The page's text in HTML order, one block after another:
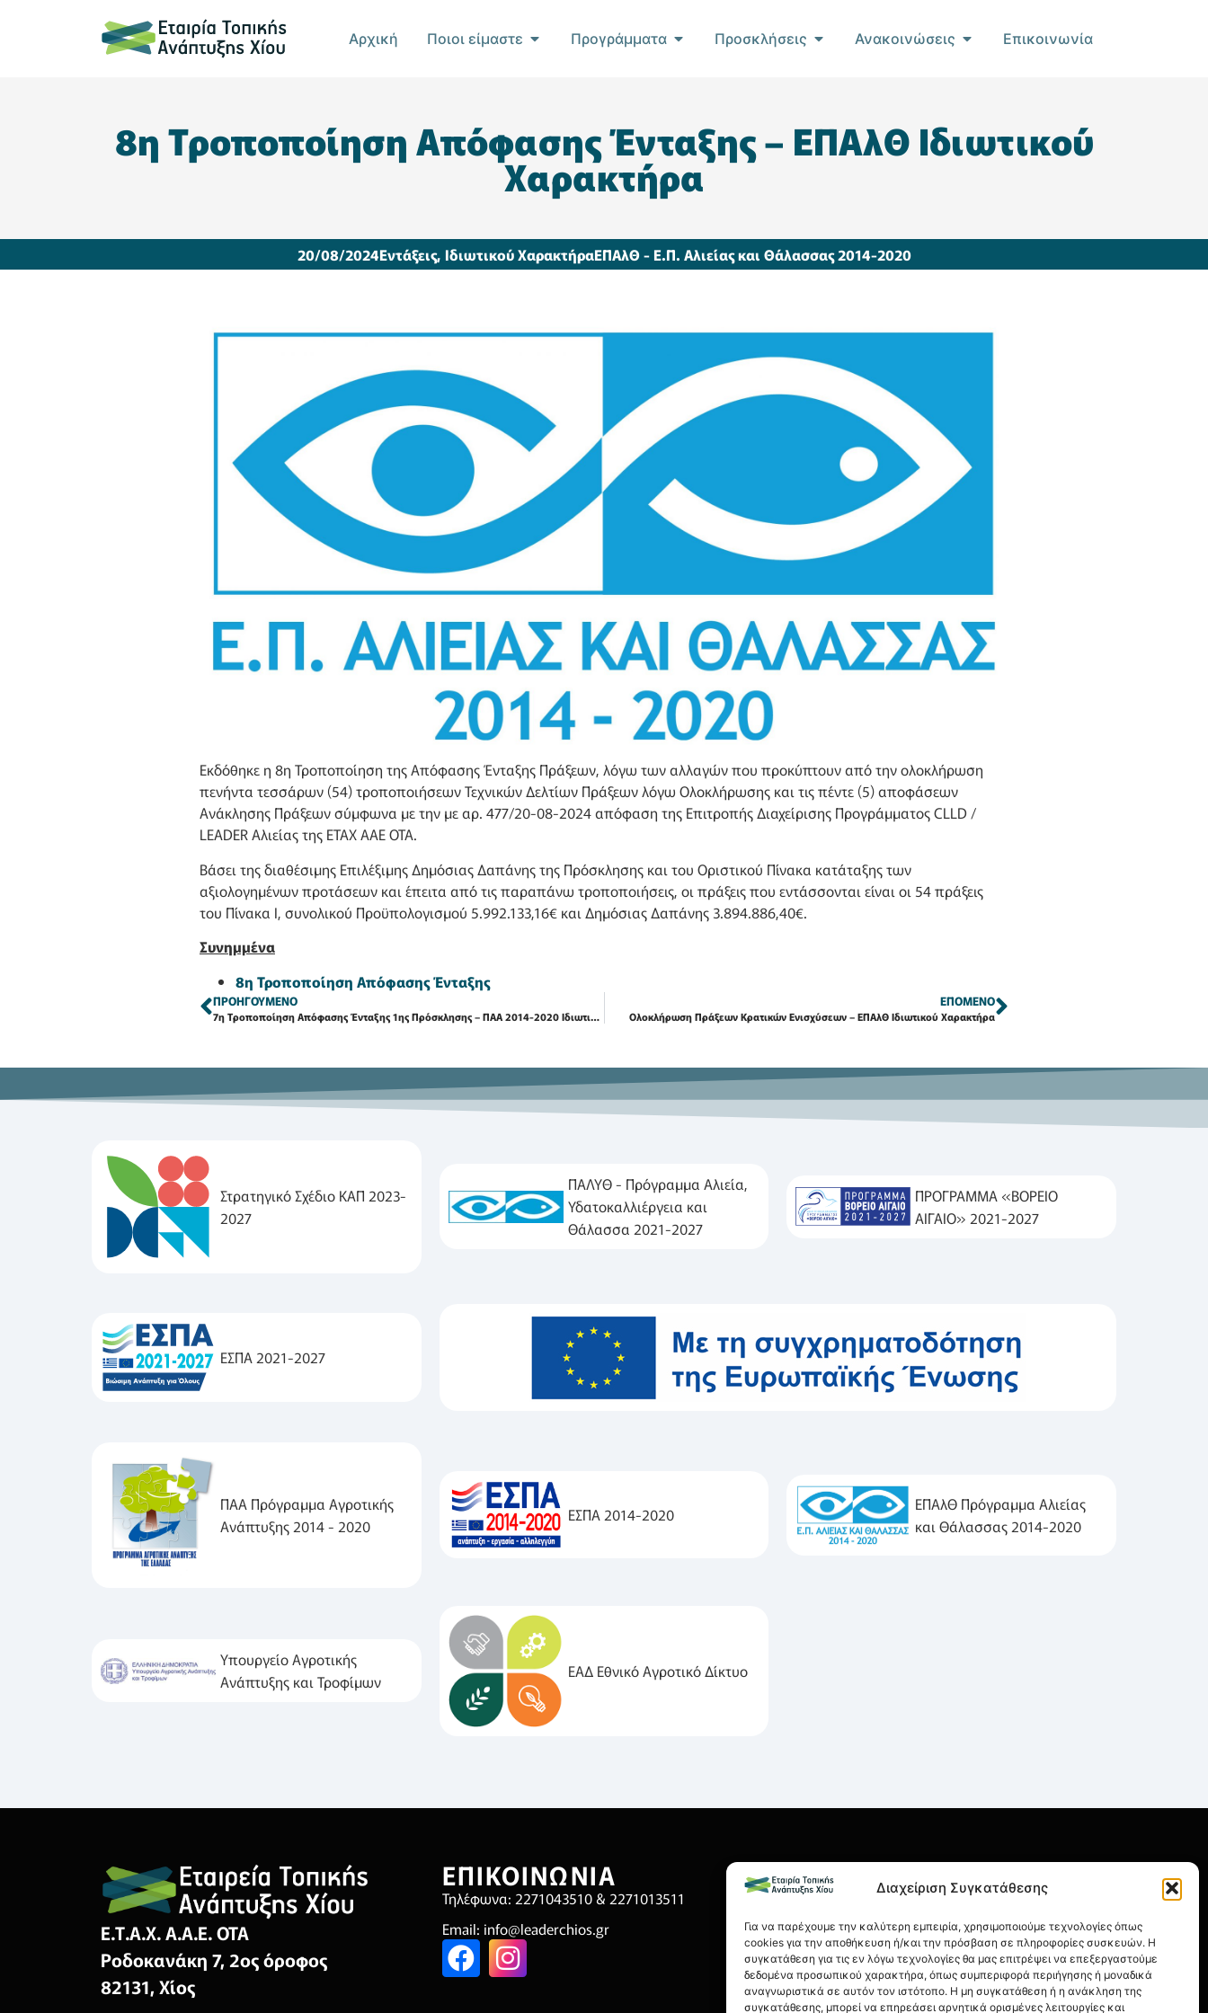
Διαχείριση Συγκατάθεσης
Για να παρέχουμε την καλύτερη εμπειρία, χρησιμοποιούμε τεχνολογίες όπως
cookies για την αποθήκευση ή/και την πρόσβαση σε πληροφορίες συσκευών. Η
συγκατάθεση για τις εν λόγω τεχνολογίες θα μας επιτρέψει να επεξεργαστούμε
δεδομένα προσωπικού χαρακτήρα, όπως συμπεριφορά περιήγησης ή μοναδικά
αναγνωριστικά σε αυτόν τον ιστότοπο. Η μη συγκατάθεση ή η ανάκληση της
συγκατάθεσης, μπορεί να επηρεάσει αρνητικά ορισμένες λειτουργίες και
Αρχική Ποιοι είμαστε Προγράμματα Προσκλήσεις Ανακοινώσεις Επικοινωνία
8η Τροποποίηση Απόφασης Ένταξης – ΕΠΑλΘ Ιδιωτικού
Χαρακτήρα
20/08/2024Εντάξεις, Ιδιωτικού ΧαρακτήραΕΠΑλΘ - Ε.Π. Αλιείας και Θάλασσας 2014-2020
Εκδόθηκε η 8η Τροποποίηση της Απόφασης Ένταξης Πράξεων, λόγω των αλλαγών που προκύπτουν από την ολοκλήρωση
πενήντα τεσσάρων (54) τροποποιήσεων Τεχνικών Δελτίων Πράξεων λόγω Ολοκλήρωσης και τις πέντε (5) αποφάσεων
Ανάκλησης Πράξεων σύμφωνα με την με αρ. 477/20-08-2024 απόφαση της Επιτροπής Διαχείρισης Προγράμματος CLLD /
LEADER Αλιείας της ΕΤΑΧ ΑΑΕ ΟΤΑ.
Βάσει της διαθέσιμης Επιλέξιμης Δημόσιας Δαπάνης της Πρόσκλησης και του Οριστικού Πίνακα κατάταξης των
αξιολογημένων προτάσεων και έπειτα από τις παραπάνω τροποποιήσεις, οι πράξεις που εντάσσονται είναι οι 54 πράξεις
του Πίνακα Ι, συνολικού Προϋπολογισμού 5.992.133,16€ και Δημόσιας Δαπάνης 3.894.886,40€.
Συνημμένα
8η Τροποποίηση Απόφασης Ένταξης
ΠΡΟΗΓΟΎΜΕΝΟ
7η Τροποποίηση Απόφασης Ένταξης 1ης Πρόσκλησης – ΠΑΑ 2014-2020 Ιδιωτικού Χαρακτήρα
ΕΠΌΜΕΝΟ
Ολοκλήρωση Πράξεων Κρατικών Ενισχύσεων – ΕΠΑλΘ Ιδιωτικού Χαρακτήρα
Στρατηγικό Σχέδιο ΚΑΠ 2023-
2027
ΠΑΛΥΘ - Πρόγραμμα Αλιεία,
Υδατοκαλλιέργεια και
Θάλασσα 2021-2027
ΠΡΟΓΡΑΜΜΑ «ΒΟΡΕΙΟ
ΑΙΓΑΙΟ» 2021-2027
ΕΣΠΑ 2021-2027
ΠΑΑ Πρόγραμμα Αγροτικής
Ανάπτυξης 2014 - 2020
ΕΣΠΑ 2014-2020
ΕΠΑλΘ Πρόγραμμα Αλιείας
και Θάλασσας 2014-2020
Υπουργείο Αγροτικής
Ανάπτυξης και Τροφίμων
ΕΑΔ Εθνικό Αγροτικό Δίκτυο
Ε.Τ.Α.Χ. Α.Α.Ε. ΟΤΑ
Ροδοκανάκη 7, 2ος όροφος
82131, Χίος
ΕΠΙΚΟΙΝΩΝΙΑ
Τηλέφωνα: 2271043510 & 2271013511
Email: info@leaderchios.gr
ΧΡΗΣΙΜΑ
Όροι Χρήσης
Πολιτική Απορρήτου
Πολιτική Cookies
Οικονομικά Στοιχεία